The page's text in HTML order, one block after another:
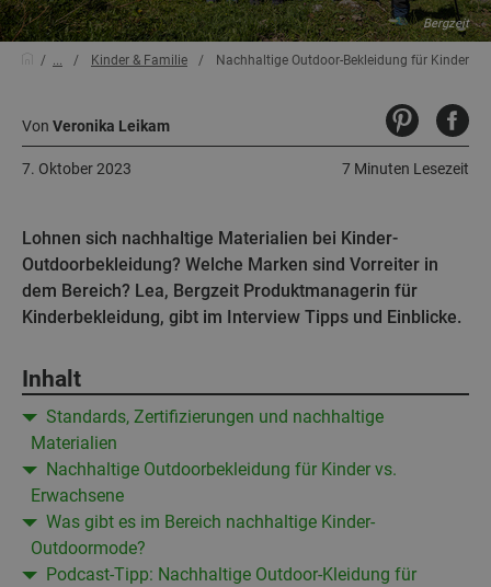
Bergzeit
... Kinder & Familie Nachhaltige Outdoor-Bekleidung für Kinder
Von Veronika Leikam
7 Minuten Lesezeit
7. Oktober 2023
Lohnen sich nachhaltige Materialien bei Kinder-
Outdoorbekleidung? Welche Marken sind Vorreiter in
dem Bereich? Lea, Bergzeit Produktmanagerin für
Kinderbekleidung, gibt im Interview Tipps und Einblicke.
Inhalt
Standards, Zertifizierungen und nachhaltige
Materialien
Nachhaltige Outdoorbekleidung für Kinder vs.
Erwachsene
Was gibt es im Bereich nachhaltige Kinder-
Outdoormode?
Podcast-Tipp: Nachhaltige Outdoor-Kleidung für